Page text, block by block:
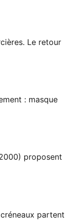
Le retour
: masque
proposent
partent